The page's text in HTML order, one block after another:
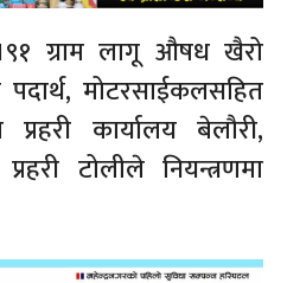
ग्राम लागू औषध खैरो
मोटरसाईकलसहित
कार्यालय बेलौरी,
टोलीले नियन्त्रणमा